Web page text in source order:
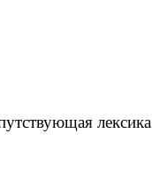
лексика